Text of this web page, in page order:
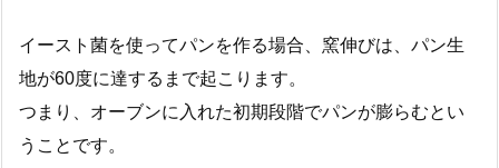
イースト菌を使ってパンを作る場合、窯伸びは、パン生
地が60度に達するまで起こります。
つまり、オーブンに入れた初期段階でパンが膨らむとい
うことです。